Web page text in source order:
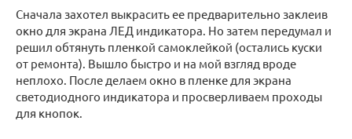
Сначала захотел выкрасить ее предварительно заклеив
окно для экрана ЛЕД индикатора. Но затем передумал и
решил обтянуть пленкой самоклейкой (остались куски
от ремонта). Вышло быстро и на мой взгляд вроде
неплохо. После делаем окно в пленке для экрана
светодиодного индикатора и просверливаем проходы
для кнопок.